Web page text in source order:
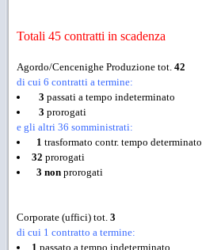
Totali 45 contratti in scadenza
Agordo/Cencenighe Produzione tot. 42
di cui 6 contratti a termine:
3 passati a tempo indeterminato
3 prorogati
e gli altri 36 somministrati:
1 trasformato contr. tempo determinato
32 prorogati
3 non prorogati
Corporate (uffici) tot. 3
di cui 1 contratto a termine:
1 passato a tempo indeterminato